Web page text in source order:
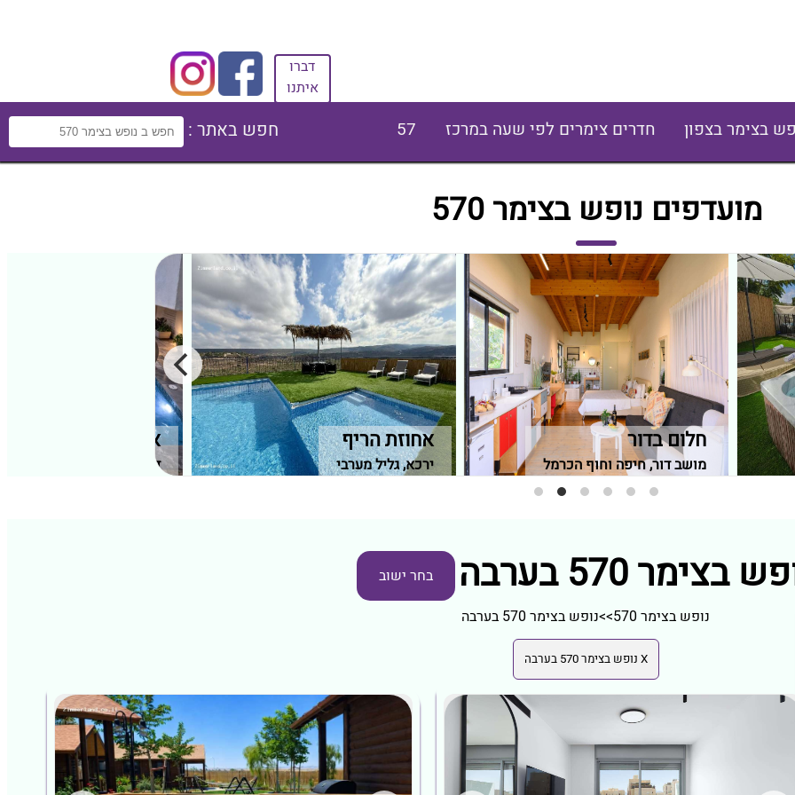
דברו
איתנו
בצימר בצפון חדרים צימרים לפי שעה במרכז 57 חפש באתר :
מועדפים נופש בצימר 570
אחוזת הדבש
דלית אל כרמל, חיפה וחוף
אחוזת הריף
ירכא, גליל מערבי
חלום בדור
מושב דור, חיפה וחוף הכרמל
בצימר 570 בערבה
בחר ישוב
נופש בצימר 570
>>נופש בצימר 570 בערבה
X נופש בצימר 570 בערבה